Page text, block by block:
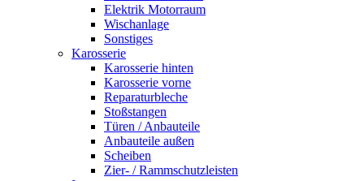
Elektrik Motorraum
Wischanlage
Sonstiges
Karosserie
Karosserie hinten
Karosserie vorne
Reparaturbleche
Stoßstangen
Türen / Anbauteile
Anbauteile außen
Scheiben
Zier- / Rammschutzleisten